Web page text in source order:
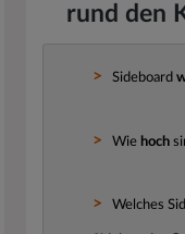
rund den
Sideboard
Wie hoch
Welches